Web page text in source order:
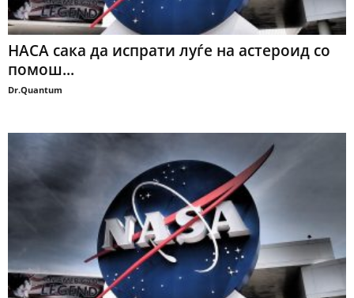
НАСА сака да испрати луѓе на астероид со
помош...
Dr.Quantum